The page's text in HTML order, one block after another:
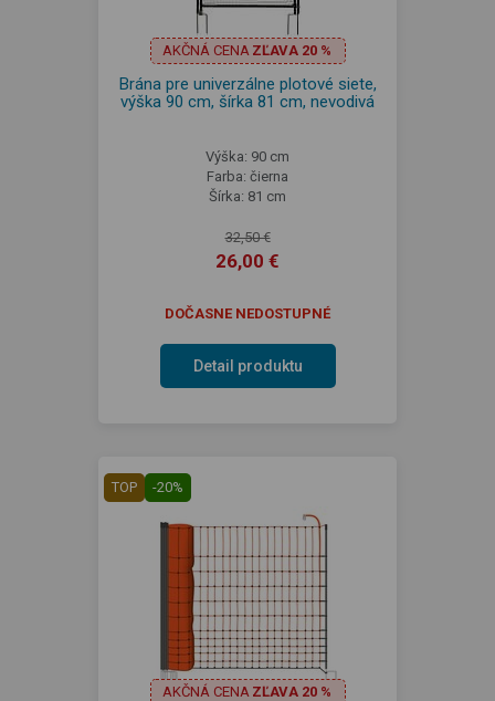
AKČNÁ CENA ZĽAVA 20 %
Brána pre univerzálne plotové siete,
výška 90 cm, šírka 81 cm, nevodivá
Výška: 90 cm
Farba: čierna
Šírka: 81 cm
32,50 €
26,00 €
DOČASNE NEDOSTUPNÉ
Detail produktu
TOP -20%
AKČNÁ CENA ZĽAVA 20 %